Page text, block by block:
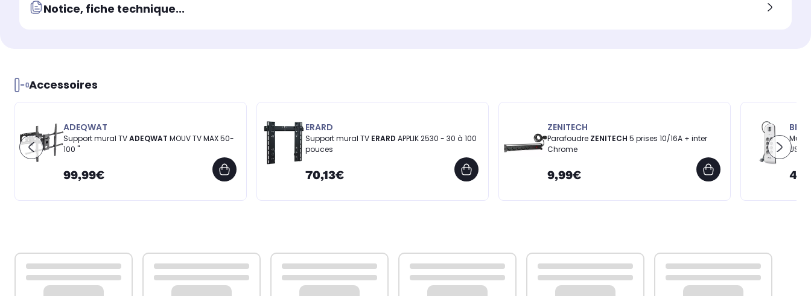
Notice, fiche technique...
Accessoires
ADEQWAT
Support mural TVADEQWAT
100 ''
99,99€
ERARD
Support mural TV ERARD
pouces
70,13€
ZENITECH
Parafoudre ZENITECH
Chrome
9,99€
USB